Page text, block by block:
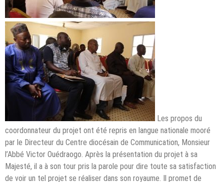
Les propos du
coordonnateur du projet ont été repris en langue nationale mooré
par le Directeur du Centre diocésain de Communication, Monsieur
l’Abbé Victor Ouédraogo. Après la présentation du projet à sa
Majesté, il a à son tour pris la parole pour dire toute sa satisfaction
de voir un tel projet se réaliser dans son royaume. Il promet de